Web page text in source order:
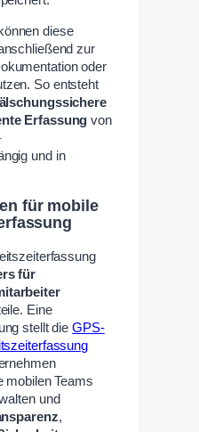
diese
zur
oder
So entsteht
Erfassung von
und in
für mobile
für
Eine
stellt dieGPS-
mobilen Teams
und
,